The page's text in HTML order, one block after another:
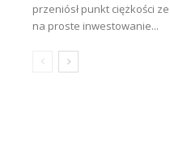
przeniósł punkt ciężkości
na proste inwestowanie...